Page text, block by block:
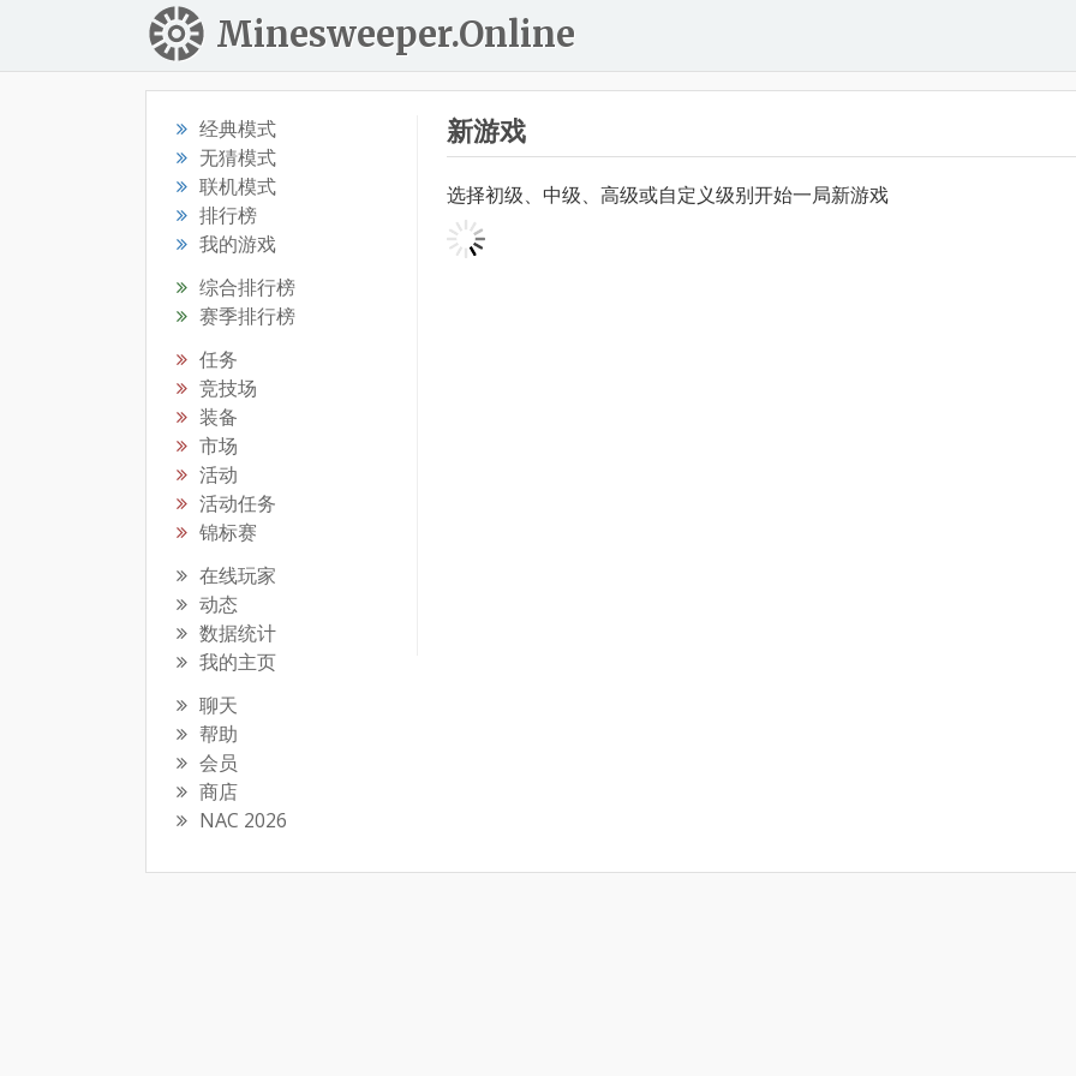
Minesweeper.Online
经典模式
无猜模式
联机模式
排行榜
我的游戏
综合排行榜
赛季排行榜
任务
竞技场
装备
市场
活动
活动任务
锦标赛
在线玩家
动态
数据统计
我的主页
聊天
帮助
会员
商店
NAC 2026
新游戏
选择初级、中级、高级或自定义级别开始一局新游戏